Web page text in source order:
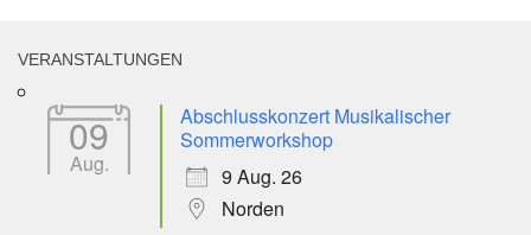
VERANSTALTUNGEN
09
Aug.
Abschlusskonzert Musikalischer
Sommerworkshop
9 Aug. 26
Norden